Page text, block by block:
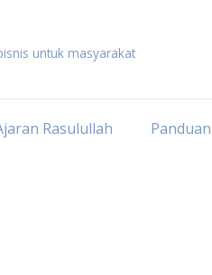
untuk masyarakat
Rasulullah